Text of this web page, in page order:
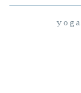
yoga